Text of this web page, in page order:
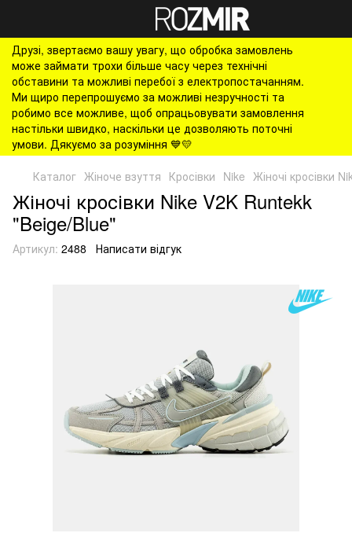
Друзі, звертаємо вашу увагу, що обробка замовлень
може займати трохи більше часу через технічні
обставини та можливі перебої з електропостачанням.
Ми щиро перепрошуємо за можливі незручності та
робимо все можливе, щоб опрацьовувати замовлення
настільки швидко, наскільки це дозволяють поточні
умови. Дякуємо за розуміння 💙💛
Каталог Жіноче взуття Кросівки Nike Жіночі кросівки
Жіночі кросівки Nike V2K Runtekk
"Beige/Blue"
Артикул: 2488 Написати відгук